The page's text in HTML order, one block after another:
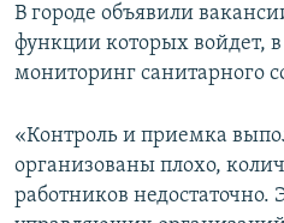
В городе объявили
функции которых войдет,
мониторинг санитарного
«Контроль и приемка
организованы плохо,
работников недостаточно.